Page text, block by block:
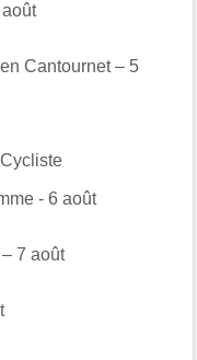
Cantournet – 5
- 6 août
7 août